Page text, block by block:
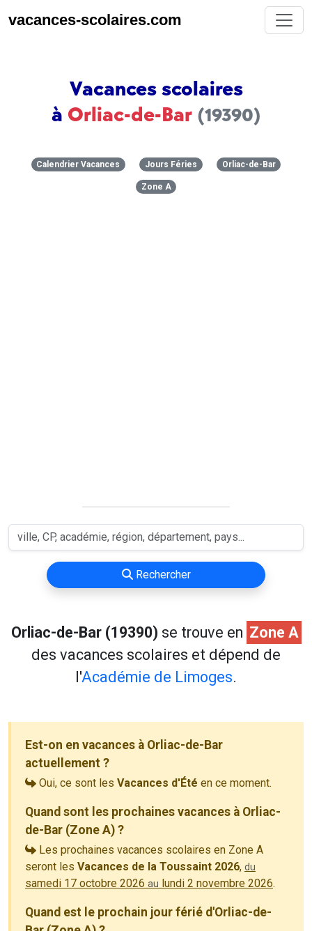
vacances-scolaires.com
Vacances scolaires
à Orliac-de-Bar (19390)
Calendrier Vacances Jours Féries Orliac-de-Bar
Zone A
Rechercher
Orliac-de-Bar (19390) se trouve en Zone A
des vacances scolaires et dépend de
l'Académie de Limoges.
Est-on en vacances à Orliac-de-Bar
actuellement ?
Oui, ce sont les Vacances d'Été en ce moment.
Quand sont les prochaines vacances à Orliac-
de-Bar (Zone A) ?
Les prochaines vacances scolaires en Zone A
seront les Vacances de la Toussaint 2026, du
samedi 17 octobre 2026 au lundi 2 novembre 2026.
Quand est le prochain jour férié d'Orliac-de-